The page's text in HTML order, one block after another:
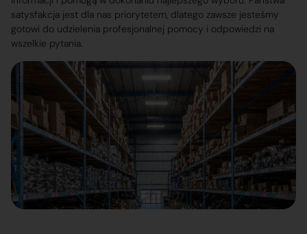
satysfakcja jest dla nas priorytetem, dlatego zawsze jesteśmy
gotowi do udzielenia profesjonalnej pomocy i odpowiedzi na
wszelkie pytania.